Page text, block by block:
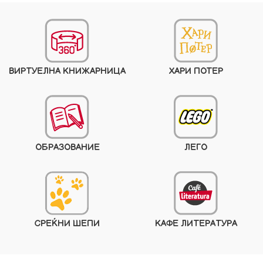
ВИРТУЕЛНА КНИЖАРНИЦА ХАРИ ПОТЕР
ОБРАЗОВАНИЕ ЛЕГО
СРЕЌНИ ШЕПИ КАФЕ ЛИТЕРАТУРА